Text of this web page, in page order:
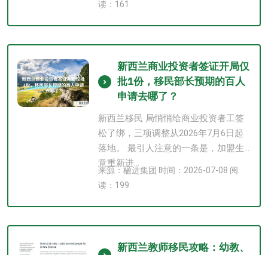
读：161
新西兰商业投资者签证开局仅
批1份，移民部长预期的百人
申请去哪了？
新西兰移民 局悄悄给商业投资者工签
松了绑，三项调整从2026年7月6日起
落地。 最引人注意的一条是，加盟生
意重新进...
来源：楹进集团 时间：2026-07-08 阅
读：199
新西兰教师移民攻略：幼教、